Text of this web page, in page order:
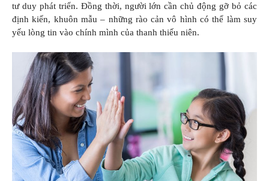
tư duy phát triển. Đồng thời, người lớn cần chủ động gỡ bỏ các
định kiến, khuôn mẫu – những rào cản vô hình có thể làm suy
yếu lòng tin vào chính mình của thanh thiếu niên.